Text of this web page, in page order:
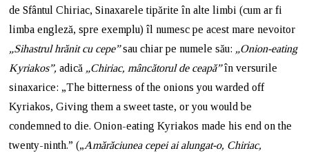
de Sfântul Chiriac, Sinaxarele tipărite în alte limbi (cum ar fi
limba engleză, spre exemplu) îl numesc pe acest mare nevoitor
„Sihastrul hrănit cu cepe”sau chiar pe numele său: „Onion-eating
Kyriakos”,adică „Chiriac, mâncătorul de ceapă”în versurile
sinaxarice: „The bitterness of the onions you warded off
Kyriakos, Giving them a sweet taste, or you would be
condemned to die. Onion-eating Kyriakos made his end on the
twenty-ninth.” („Amărăciunea cepei ai alungat-o, Chiriac,